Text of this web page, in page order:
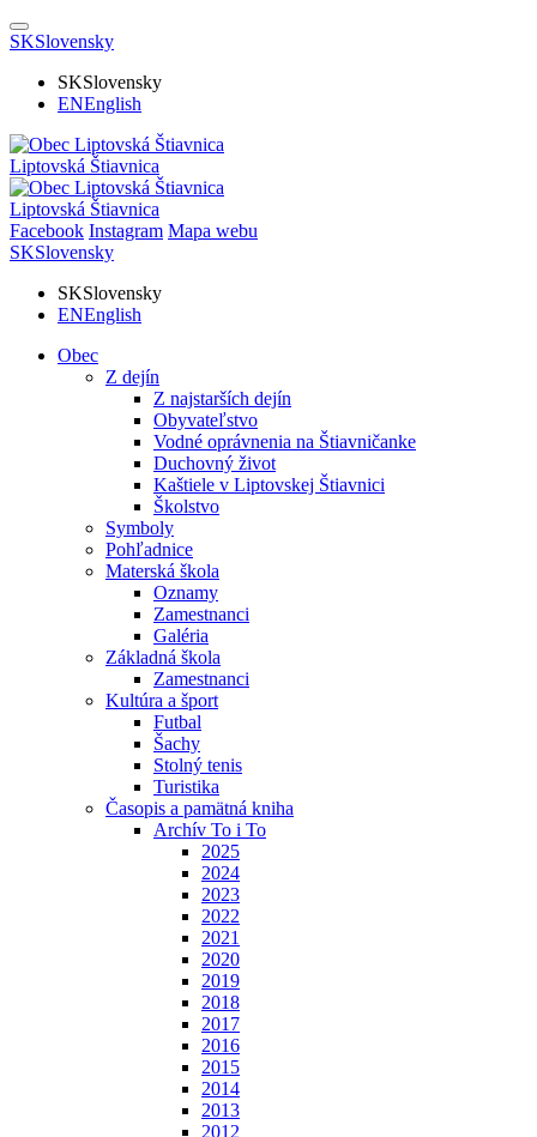
SKSlovensky
SKSlovensky
ENEnglish
Liptovská Štiavnica
Liptovská Štiavnica
Facebook Instagram Mapa webu
SKSlovensky
SKSlovensky
ENEnglish
Obec
Z dejín
Z najstarších dejín
Obyvateľstvo
Vodné oprávnenia na Štiavničanke
Duchovný život
Kaštiele v Liptovskej Štiavnici
Školstvo
Symboly
Pohľadnice
Materská škola
Oznamy
Zamestnanci
Galéria
Základná škola
Zamestnanci
Kultúra a šport
Futbal
Šachy
Stolný tenis
Turistika
Časopis a pamätná kniha
Archív To i To
2025
2024
2023
2022
2021
2020
2019
2018
2017
2016
2015
2014
2013
2012